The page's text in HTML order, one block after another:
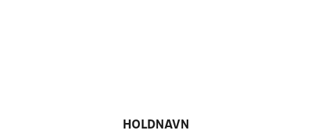
HOLDNAVN